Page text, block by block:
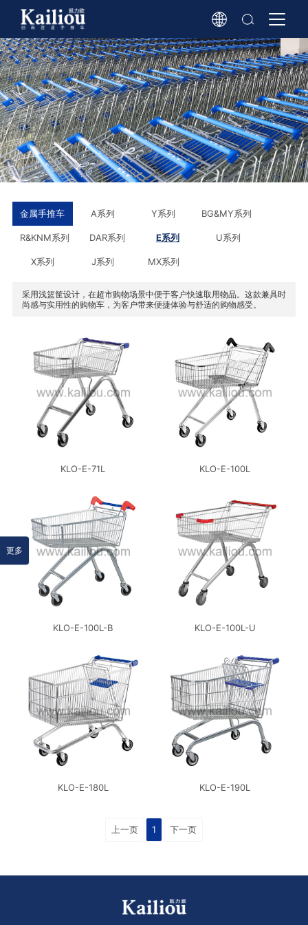
金属手推车 A系列 Y系列 BG&MY系列
R&KNM系列 DAR系列 E系列 U系列
X系列 J系列 MX系列
采用浅篮筐设计，在超市购物场景中便于客户快速取用物品。这款兼具时
尚感与实用性的购物车，为客户带来便捷体验与舒适的购物感受。
KLO-E-71L KLO-E-100L
KLO-E-100L-B KLO-E-100L-U
KLO-E-180L KLO-E-190L
上一页 1 下一页